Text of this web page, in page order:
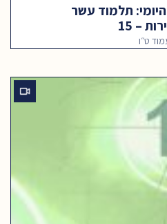
תלמוד עשר
– 15
ט״ו